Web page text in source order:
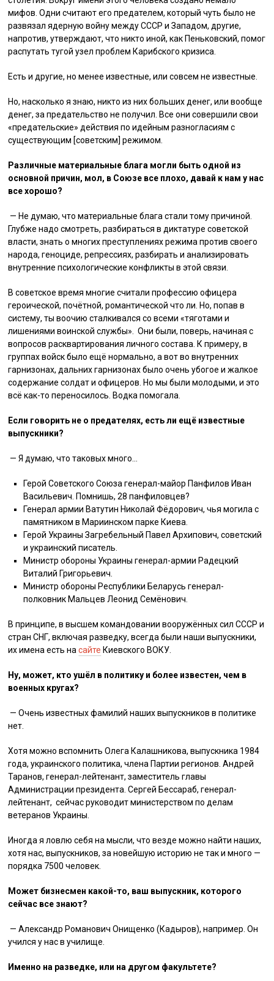
мифов. Одни считают его предателем, который чуть было не
развязал ядерную войну между СССР и Западом, другие,
напротив, утверждают, что никто иной, как Пеньковский, помог
распутать тугой узел проблем Карибского кризиса.
Есть и другие, но менее известные, или совсем не известные.
Но, насколько я знаю, никто из них больших денег, или вообще
денег, за предательство не получил. Все они совершили свои
«предательские» действия по идейным разногласиям с
существующим [советским] режимом.
Различные материальные блага могли быть одной из
основной причин, мол, в Союзе все плохо, давай к нам у нас
все хорошо?
— Не думаю, что материальные блага стали тому причиной.
Глубже надо смотреть, разбираться в диктатуре советской
власти, знать о многих преступлениях режима против своего
народа, геноциде, репрессиях, разбирать и анализировать
внутренние психологические конфликты в этой связи.
В советское время многие считали профессию офицера
героической, почётной, романтической что ли. Но, попав в
систему, ты воочию сталкивался со всеми «тяготами и
лишениями воинской службы». Они были, поверь, начиная с
вопросов расквартирования личного состава. К примеру, в
группах войск было ещё нормально, а вот во внутренних
гарнизонах, дальних гарнизонах было очень убогое и жалкое
содержание солдат и офицеров. Но мы были молодыми, и это
всё как-то переносилось. Водка помогала.
Если говорить не о предателях, есть ли ещё известные
выпускники?
— Я думаю, что таковых много…
Герой Советского Союза генерал-майор Панфилов Иван
Васильевич. Помнишь, 28 панфиловцев?
Генерал армии Ватутин Николай Фёдорович, чья могила с
памятником в Мариинском парке Киева.
Герой Украины Загребельный Павел Архипович, советский
и украинский писатель.
Министр обороны Украины генерал-армии Радецкий
Виталий Григорьевич.
Министр обороны Республики Беларусь генерал-
полковник Мальцев Леонид Семёнович.
В принципе, в высшем командовании вооружённых сил СССР и
стран СНГ, включая разведку, всегда были наши выпускники,
их имена есть насайте Киевского ВОКУ.
Ну, может, кто ушёл в политику и более известен, чем в
военных кругах?
— Очень известных фамилий наших выпускников в политике
нет.
Хотя можно вспомнить Олега Калашникова, выпускника 1984
года, украинского политика, члена Партии регионов. Андрей
Таранов, генерал-лейтенант, заместитель главы
Администрации президента. Сергей Бессараб, генерал-
лейтенант, сейчас руководит министерством по делам
ветеранов Украины.
Иногда я ловлю себя на мысли, что везде можно найти наших,
хотя нас, выпускников, за новейшую историю не так и много —
порядка 7500 человек.
Может бизнесмен какой-то, ваш выпускник, которого
сейчас все знают?
— Александр Романович Онищенко (Кадыров), например. Он
учился у нас в училище.
Именно на разведке, или на другом факультете?